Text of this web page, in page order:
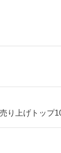
り上げトップ